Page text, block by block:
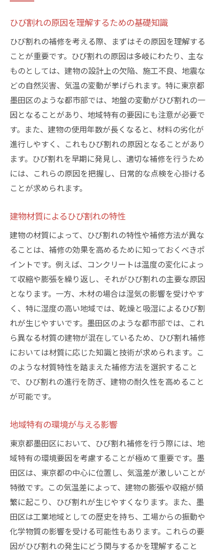
浅いひび割れに適した補修材の選び方
中程度のひび割れへの具体的な対応法
深刻なひび割れに必要な構造的補強
ひび割れの深さを測定する方法とその意義
補修に適した季節とその理由
費用対効果を考慮した補修戦略
専門家が解説するひび割れ補修のタイミングの
重要性
ひび割れ補修の適切なタイミングを見極め
る方法
ひび割れが進行する前に取るべき初期対応
方法
過去のデータに基づく効果的な補修タイミ
ング
専門家が推奨する定期点検の重要性
補修計画を立てる際の考慮点
効果的なシーリング材の選び方とその影響
シーリング材の種類とその特性
環境条件に応じたシーリング材の選択
耐久性を重視したシーリング材の選び方
施工法によるシーリング材の性能差
コストパフォーマンスを考慮した材料選び
長期的な使用に適したシーリング材の選定
方法
ひび割れの早期発見とその利点
防水対策による水の浸入防止法
建物の寿命を延ばすためのメンテナンス法
周囲環境を考慮した予防策
ひび割れ進行による構造的リスクの認識
専門家による定期的な診断の重要性
東京都墨田区でのひび割れ補修の最新技術
ひび割れの原因を理解するための基礎知識
ひび割れの補修を考える際、まずはその原因を理解する
ことが重要です。ひび割れの原因は多岐にわたり、主な
ものとしては、建物の設計上の欠陥、施工不良、地震な
どの自然災害、気温の変動が挙げられます。特に東京都
墨田区のような都市部では、地盤の変動がひび割れの一
因となることがあり、地域特有の要因にも注意が必要で
す。また、建物の使用年数が長くなると、材料の劣化が
進行しやすく、これもひび割れの原因となることがあり
ます。ひび割れを早期に発見し、適切な補修を行うため
には、これらの原因を把握し、日常的な点検を心掛ける
ことが求められます。
建物材質によるひび割れの特性
建物の材質によって、ひび割れの特性や補修方法が異な
ることは、補修の効果を高めるために知っておくべきポ
イントです。例えば、コンクリートは温度の変化によっ
て収縮や膨張を繰り返し、それがひび割れの主要な原因
となります。一方、木材の場合は湿気の影響を受けやす
く、特に湿度の高い地域では、乾燥と吸湿によるひび割
れが生じやすいです。墨田区のような都市部では、これ
ら異なる材質の建物が混在しているため、ひび割れ補修
においては材質に応じた知識と技術が求められます。こ
のような材質特性を踏まえた補修方法を選択すること
で、ひび割れの進行を防ぎ、建物の耐久性を高めること
が可能です。
地域特有の環境が与える影響
東京都墨田区において、ひび割れ補修を行う際には、地
域特有の環境要因を考慮することが極めて重要です。墨
田区は、東京都の中心に位置し、気温差が激しいことが
特徴です。この気温差によって、建物の膨張や収縮が頻
繁に起こり、ひび割れが生じやすくなります。また、墨
田区は工業地域としての歴史を持ち、工場からの振動や
化学物質の影響を受ける可能性もあります。これらの要
因がひび割れの発生にどう関与するかを理解すること